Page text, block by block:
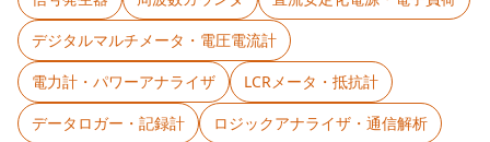
デジタルマルチメータ・電圧電流計
電力計・パワーアナライザ
LCRメータ・抵抗計
データロガー・記録計
ロジックアナライザ・通信解析